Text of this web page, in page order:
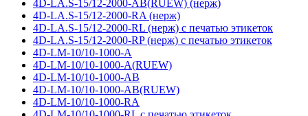
4D-LA.S-15/12-2000-AB(RUEW) (нерж)
4D-LA.S-15/12-2000-RA (нерж)
4D-LA.S-15/12-2000-RL (нерж) с печатью этикеток
4D-LA.S-15/12-2000-RP (нерж) с печатью этикеток
4D-LM-10/10-1000-A
4D-LM-10/10-1000-A(RUEW)
4D-LM-10/10-1000-AB
4D-LM-10/10-1000-AB(RUEW)
4D-LM-10/10-1000-RA